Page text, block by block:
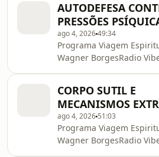
https://amzn.to/4cJMrxE–
@CortesWagnerBorges–
@canaldiegoroque?
https://diegoroque.com/
gratuitos para ler online
http://www.ippb.org.br/
Textos Periódicos:
http://www.ippb.org.br/
…
AUTODEFESA
PRESSÕES
ago 4, 202649:34
Programa Viagem
Wagner BorgesRadio
https://amzn.to/4cJMrxE–
@CortesWagnerBorges–
@canaldiegoroque?
https://diegoroque.com/
gratuitos para ler online
CORPO SUTIL E
MECANISMOS
ago 4, 2026 51:03
Programa Viagem
Wagner BorgesRadio